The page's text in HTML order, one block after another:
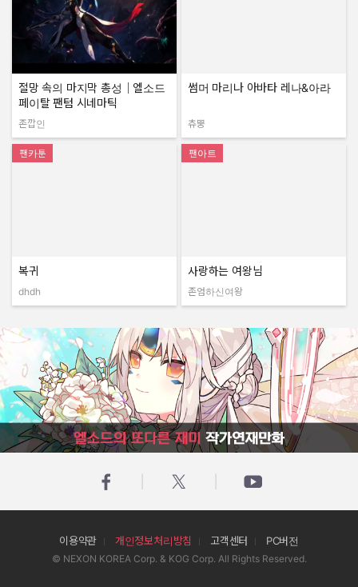
절망 속의 마지막 총성｜엘소드
페이탈 팬텀 시네마틱
작성자:
존깝인
썸머 마리나 아바타 레나&아라
작성자:
츄뿡
팬카툰
복귀
dhdh
팬아트
사랑하는 여왕님
작성자:
존엄하신여왕
엘소드의 또다른 재미 작가연재만화
이용약관 개인정보처리방침 고객센터 PC버전
© NEXON KOREA Corp. & KOG Corp. All Rights Reserved.